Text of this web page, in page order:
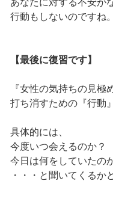
行動もしないのですね。
【最後に復習です】
『女性の気持ちの見極
打ち消すための『行動
具体的には、
今度いつ会えるのか？
今日は何をしていたの
・・・と聞いてくるか